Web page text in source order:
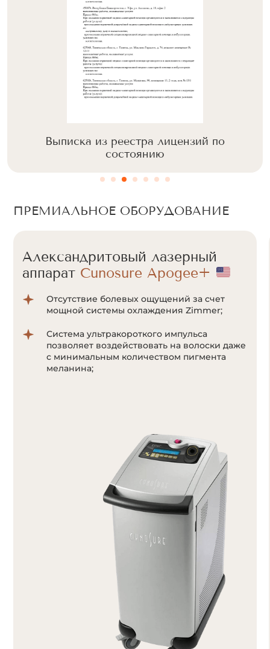
Выписка из реестра лицензий по
состоянию
ПРЕМИАЛЬНОЕ ОБОРУДОВАНИЕ
Александритовый лазерный
аппарат Cunosure Apogee+
Отсутствие болевых ощущений за счет
мощной системы охлаждения Zimmer;
Система ультракороткого импульса
позволяет воздействовать на волоски даже
с минимальным количеством пигмента
меланина;